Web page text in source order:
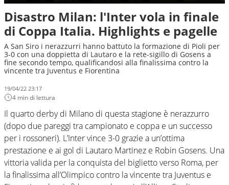
Disastro Milan: l'Inter vola in finale
di Coppa Italia. Highlights e pagelle
A San Siro i nerazzurri hanno battuto la formazione di Pioli per
3-0 con una doppietta di Lautaro e la rete-sigillo di Gosens a
fine secondo tempo, qualificandosi alla finalissima contro la
vincente tra Juventus e Fiorentina
19/04/22 23:17
4 min di lettura
Il quarto derby di Milano di questa stagione è nerazzurro
(dopo due pareggi tra campionato e coppa e un successo
per i rossoneri). L’Inter vince 3-0 grazie a un’ottima
prestazione e ai gol di Lautaro Martinez e Robin Gosens. Una
vittoria valida per la conquista del biglietto verso Roma, per
la finalissima all’Olimpico contro la vincente tra Juventus e